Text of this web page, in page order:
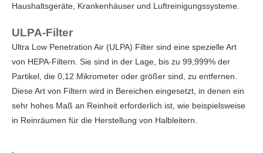
Haushaltsgeräte, Krankenhäuser und Luftreinigungssysteme.
ULPA-Filter
Ultra Low Penetration Air (ULPA) Filter sind eine spezielle Art
von HEPA-Filtern. Sie sind in der Lage, bis zu 99,999% der
Partikel, die 0,12 Mikrometer oder größer sind, zu entfernen.
Diese Art von Filtern wird in Bereichen eingesetzt, in denen ein
sehr hohes Maß an Reinheit erforderlich ist, wie beispielsweise
in Reinräumen für die Herstellung von Halbleitern.